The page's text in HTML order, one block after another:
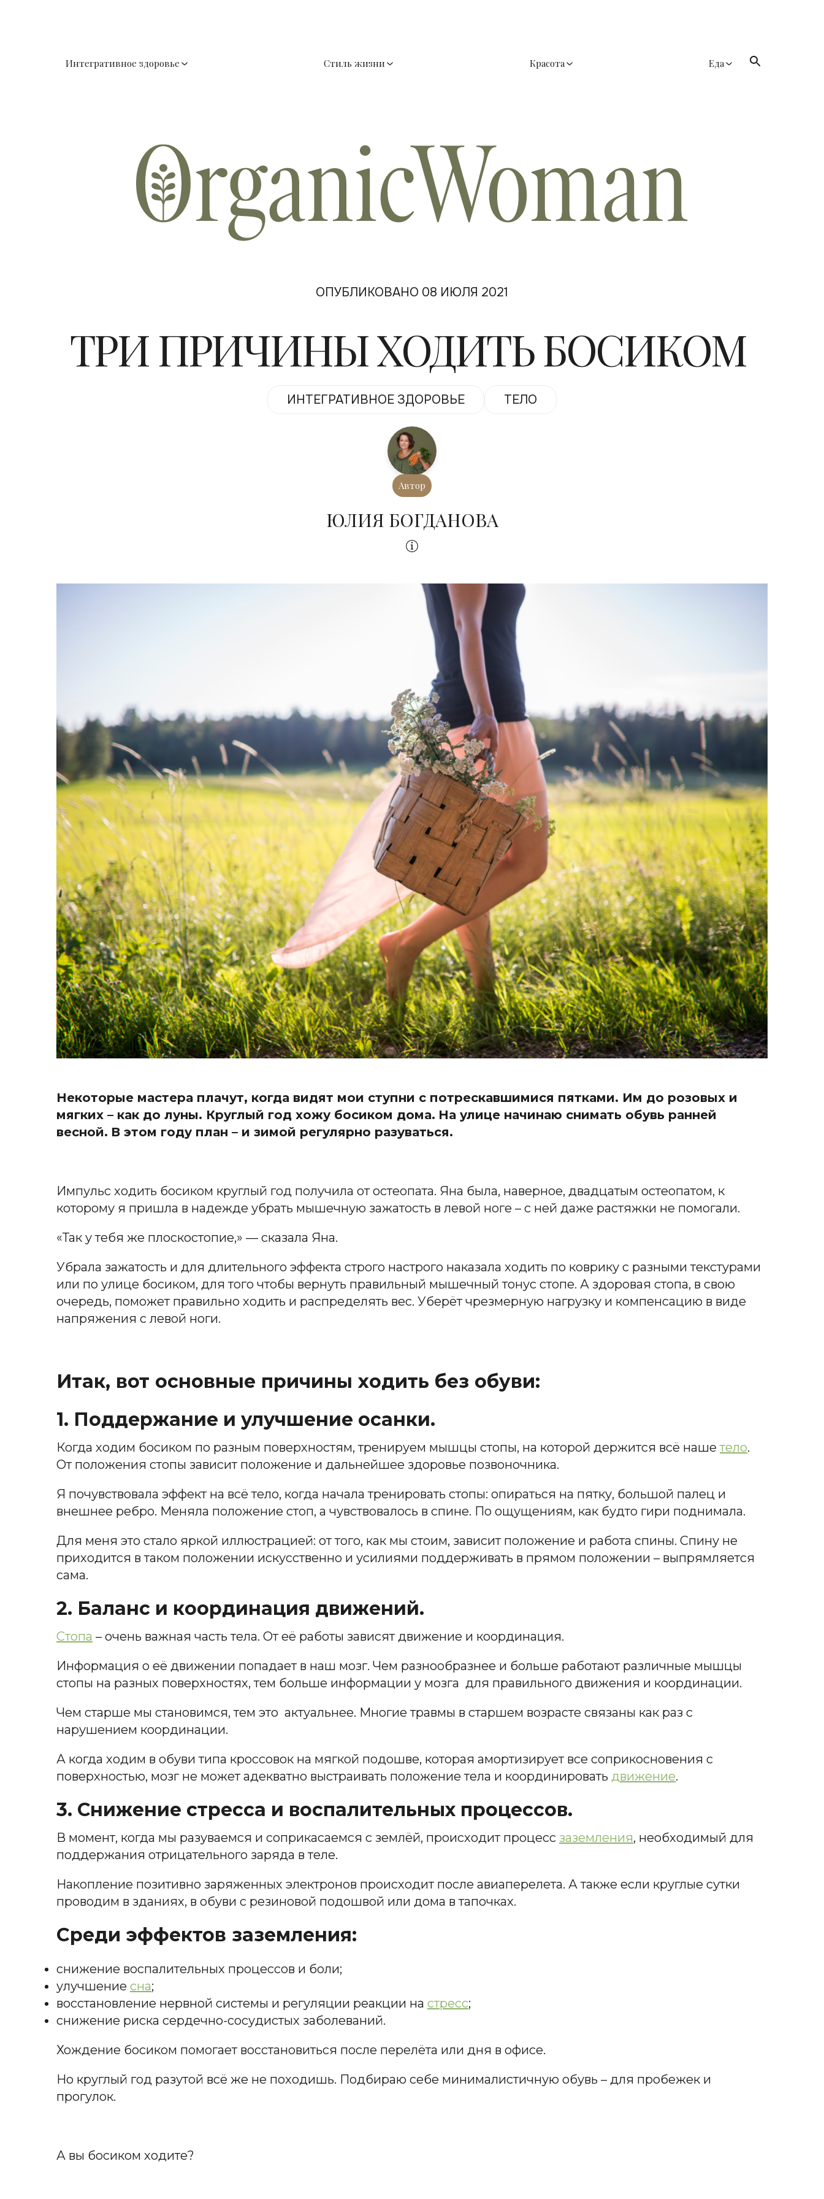
Интегративное здоровье Стиль жизни Красота Еда
ОПУБЛИКОВАНО 08 ИЮЛЯ 2021
ТРИ ПРИЧИНЫ ХОДИТЬ БОСИКОМ
ИНТЕГРАТИВНОЕ ЗДОРОВЬЕ ТЕЛО
Автор
ЮЛИЯ БОГДАНОВА
Некоторые мастера плачут, когда видят мои ступни с потрескавшимися пятками. Им до розовых и
мягких – как до луны. Круглый год хожу босиком дома. На улице начинаю снимать обувь ранней
весной. В этом году план – и зимой регулярно разуваться.
Импульс ходить босиком круглый год получила от остеопата. Яна была, наверное, двадцатым остеопатом, к
которому я пришла в надежде убрать мышечную зажатость в левой ноге – с ней даже растяжки не помогали.
«Так у тебя же плоскостопие,» — сказала Яна.
Убрала зажатость и для длительного эффекта строго настрого наказала ходить по коврику с разными текстурами
или по улице босиком, для того чтобы вернуть правильный мышечный тонус стопе. А здоровая стопа, в свою
очередь, поможет правильно ходить и распределять вес. Уберёт чрезмерную нагрузку и компенсацию в виде
напряжения с левой ноги.
Итак, вот основные причины ходить без обуви:
1. Поддержание и улучшение осанки.
Когда ходим босиком по разным поверхностям, тренируем мышцы стопы, на которой держится всё нашетело.
От положения стопы зависит положение и дальнейшее здоровье позвоночника.
Я почувствовала эффект на всё тело, когда начала тренировать стопы: опираться на пятку, большой палец и
внешнее ребро. Меняла положение стоп, а чувствовалось в спине. По ощущениям, как будто гири поднимала.
Для меня это стало яркой иллюстрацией: от того, как мы стоим, зависит положение и работа спины. Спину не
приходится в таком положении искусственно и усилиями поддерживать в прямом положении – выпрямляется
сама.
2. Баланс и координация движений.
Стопа – очень важная часть тела. От её работы зависят движение и координация.
Информация о её движении попадает в наш мозг. Чем разнообразнее и больше работают различные мышцы
стопы на разных поверхностях, тем больше информации у мозга для правильного движения и координации.
Чем старше мы становимся, тем это актуальнее. Многие травмы в старшем возрасте связаны как раз с
нарушением координации.
А когда ходим в обуви типа кроссовок на мягкой подошве, которая амортизирует все соприкосновения с
поверхностью, мозг не может адекватно выстраивать положение тела и координировать движение.
3. Снижение стресса и воспалительных процессов.
В момент, когда мы разуваемся и соприкасаемся с землёй, происходит процесс заземления, необходимый для
поддержания отрицательного заряда в теле.
Накопление позитивно заряженных электронов происходит после авиаперелета. А также если круглые сутки
проводим в зданиях, в обуви с резиновой подошвой или дома в тапочках.
Среди эффектов заземления:
снижение воспалительных процессов и боли;
улучшение сна;
восстановление нервной системы и регуляции реакции на стресс;
снижение риска сердечно-сосудистых заболеваний.
Хождение босиком помогает восстановиться после перелёта или дня в офисе.
Но круглый год разутой всё же не походишь. Подбираю себе минималистичную обувь – для пробежек и
прогулок.
А вы босиком ходите?